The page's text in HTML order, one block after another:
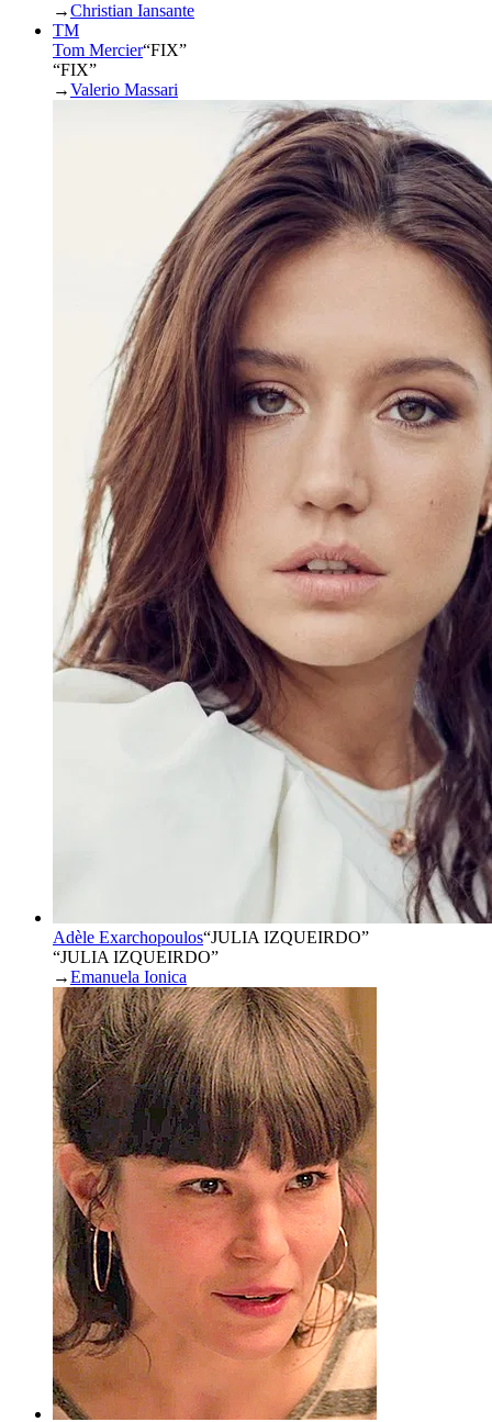
→Christian Iansante
TM
Tom Mercier“FIX”
“FIX”
→Valerio Massari
Adèle Exarchopoulos“JULIA IZQUEIRDO”
“JULIA IZQUEIRDO”
→Emanuela Ionica